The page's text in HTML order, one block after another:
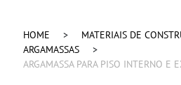
HOME
MATERIAIS DE
ARGAMASSAS
ARGAMASSA PARA PISO INTERNO E